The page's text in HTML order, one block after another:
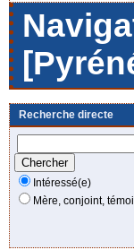
Recherche directe
Intéressé(e)
Mère, conjoint,